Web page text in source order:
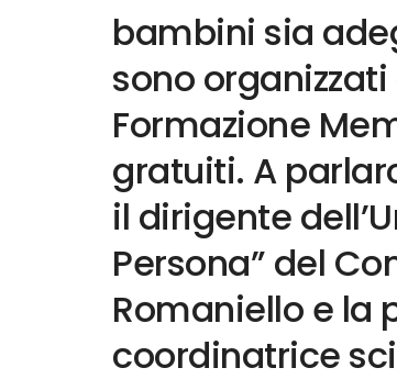
bambini sia
sono
Formazione
gratuiti. A
il dirigente
Persona” del
Romaniello e la
coordinatrice